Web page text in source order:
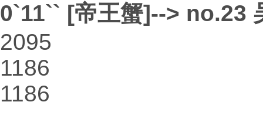
0`11`` [帝王蟹]--> no.23
2095
1186
1186